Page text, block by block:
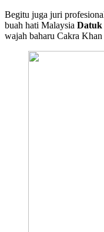
Begitu juga juri
buah hati Malaysia Datuk
wajah baharu Cakra Khan